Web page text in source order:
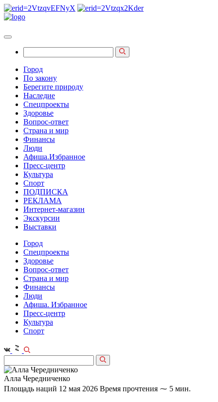
Город
По закону
Берегите природу
Наследие
Спецпроекты
Здоровье
Вопрос-ответ
Страна и мир
Финансы
Люди
Афиша.Избранное
Пресс-центр
Культура
Спорт
ПОДПИСКА
РЕКЛАМА
Интернет-магазин
Экскурсии
Выставки
Город
Спецпроекты
Здоровье
Вопрос-ответ
Страна и мир
Финансы
Люди
Афиша. Избранное
Пресс-центр
Культура
Спорт
Алла Чередниченко
Площадь наций 12 мая 2026 Время прочтения ⁓ 5 мин.